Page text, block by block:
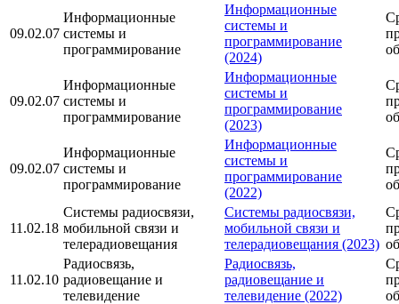
09.02.07
Информационные
системы и
программирование
Информационные
системы и
программирование
(2024)
09.02.07
Информационные
системы и
программирование
Информационные
системы и
программирование
(2023)
09.02.07
Информационные
системы и
программирование
Информационные
системы и
программирование
(2022)
11.02.18
Системы радиосвязи,
мобильной связи и
телерадиовещания
Системы радиосвязи,
мобильной связи и
телерадиовещания (2023)
11.02.10
Радиосвязь,
радиовещание и
телевидение
Радиосвязь,
радиовещание и
телевидение (2022)